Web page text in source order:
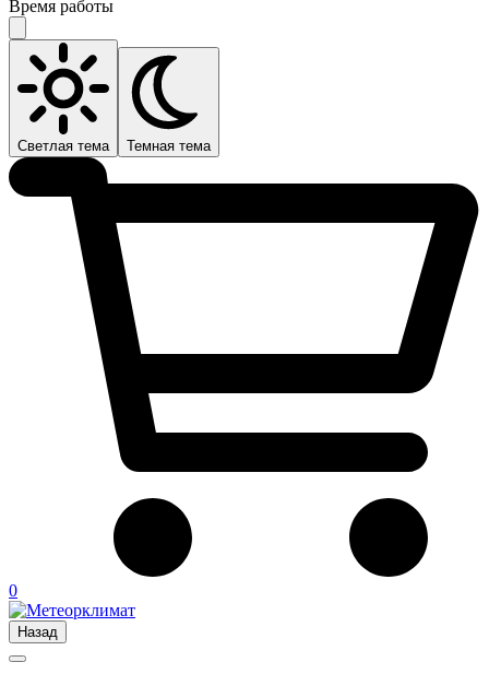
Время работы
Светлая тема Темная тема
0
Назад